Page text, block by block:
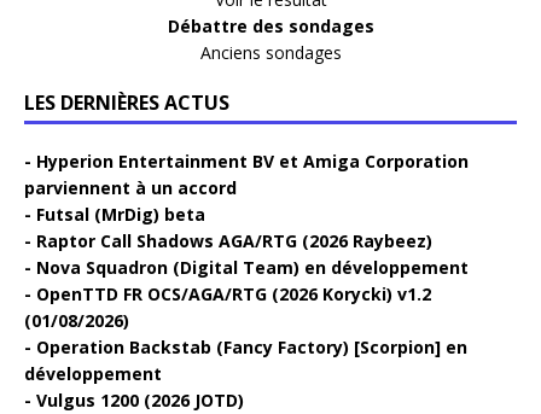
Débattre des sondages
Anciens sondages
LES DERNIÈRES ACTUS
Hyperion Entertainment BV et Amiga Corporation
parviennent à un accord
Futsal (MrDig) beta
Raptor Call Shadows AGA/RTG (2026 Raybeez)
Nova Squadron (Digital Team) en développement
OpenTTD FR OCS/AGA/RTG (2026 Korycki) v1.2
(01/08/2026)
Operation Backstab (Fancy Factory) [Scorpion] en
développement
Vulgus 1200 (2026 JOTD)